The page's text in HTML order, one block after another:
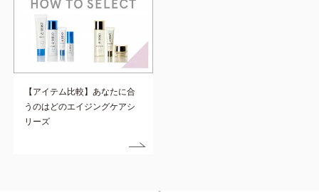
【アイテム比較】あなたに合
うのはどのエイジングケアシ
リーズ